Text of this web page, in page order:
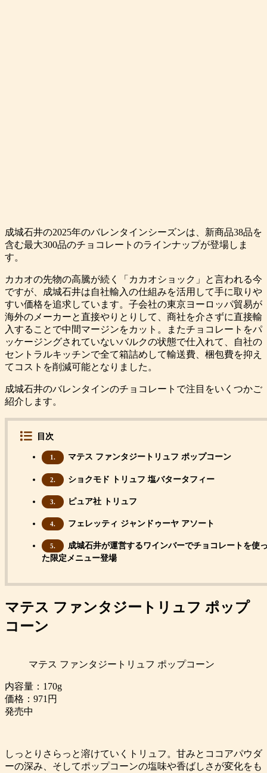
成城石井の2025年のバレンタインシーズンは、新商品38品を
含む最大300品のチョコレートのラインナップが登場しま
す。
カカオの先物の高騰が続く「カカオショック」と言われる今
ですが、成城石井は自社輸入の仕組みを活用して手に取りや
すい価格を追求しています。子会社の東京ヨーロッパ貿易が
海外のメーカーと直接やりとりして、商社を介さずに直接輸
入することで中間マージンをカット。またチョコレートをパ
ッケージングされていないバルクの状態で仕入れて、自社の
セントラルキッチンで全て箱詰めして輸送費、梱包費を抑え
てコストを削減可能となりました。
成城石井のバレンタインのチョコレートで注目をいくつかご
紹介します。
目次
1. マテス ファンタジートリュフ ポップコーン
2. ショクモド トリュフ 塩バタータフィー
3. ピュア社 トリュフ
4. フェレッティ ジャンドゥーヤ アソート
5.
成城石井が運営するワインバーでチョコレートを使
た限定メニュー登場
マテス ファンタジートリュフ ポップ
コーン
マテス ファンタジートリュフ ポップコーン
内容量：170g
価格：971円
発売中
しっとりさらっと溶けていくトリュフ。甘みとココアパウダ
ーの深み、そしてポップコーンの塩味や香ばしさが変化をも